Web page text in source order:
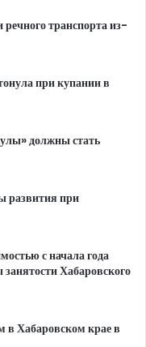
транспорта из-
при купании в
должны стать
развития при
с начала года
Хабаровского
в Хабаровском крае в